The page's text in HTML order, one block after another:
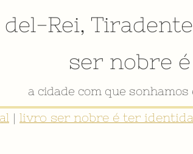
del-Rei,
ser nobre
a cidade com que
| livro ser nobre é ter